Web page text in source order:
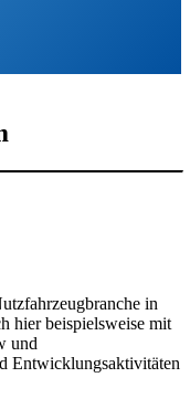
in
hier beispielsweise mit
und
Entwicklungsaktivitäten